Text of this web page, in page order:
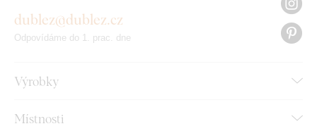
Výrobky
Místnosti
dublez@dublez.cz
Odpovídáme do 1. prac. dne